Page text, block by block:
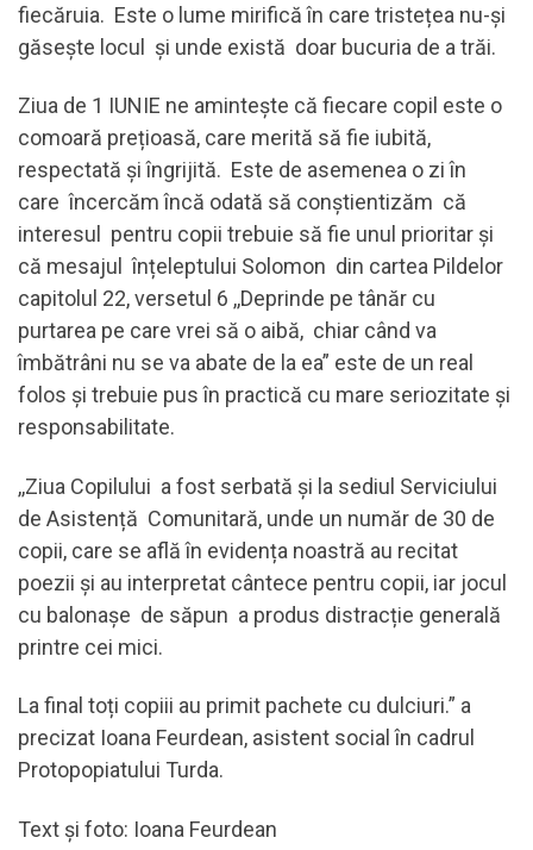
fiecăruia. Este o lume mirifică în care tristețea nu-și
găsește locul și unde există doar bucuria de a trăi.
Ziua de 1 IUNIE ne amintește că fiecare copil este o
comoară prețioasă, care merită să fie iubită,
respectată și îngrijită. Este de asemenea o zi în
care încercăm încă odată să conștientizăm că
interesul pentru copii trebuie să fie unul prioritar și
că mesajul înțeleptului Solomon din cartea Pildelor
capitolul 22, versetul 6 ,,Deprinde pe tânăr cu
purtarea pe care vrei să o aibă, chiar când va
îmbătrâni nu se va abate de la ea” este de un real
folos și trebuie pus în practică cu mare seriozitate și
responsabilitate.
,,Ziua Copilului a fost serbată și la sediul Serviciului
de Asistență Comunitară, unde un număr de 30 de
copii, care se află în evidența noastră au recitat
poezii și au interpretat cântece pentru copii, iar jocul
cu balonașe de săpun a produs distracție generală
printre cei mici.
La final toți copiii au primit pachete cu dulciuri.” a
precizat Ioana Feurdean, asistent social în cadrul
Protopopiatului Turda.
Text și foto: Ioana Feurdean